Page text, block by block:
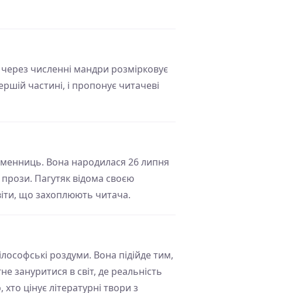
численні мандри розмірковує
частині, і пропонує читачеві
Вона народилася 26 липня
прози. Пагутяк відома своєю
що захоплюють читача.
роздуми. Вона підійде тим,
зануритися в світ, де реальність
цінує літературні твори з